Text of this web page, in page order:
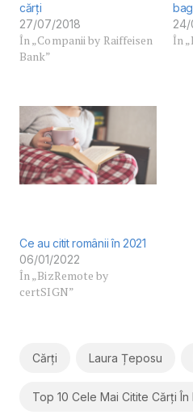
cărți
27/07/2018
În „Companii by Raiffeisen
Bank”
În
Ce au citit românii în 2021
06/01/2022
În „BizRemote by
certSIGN”
Cărți Laura Țeposu
Top 10 Cele Mai Citite Cărți În